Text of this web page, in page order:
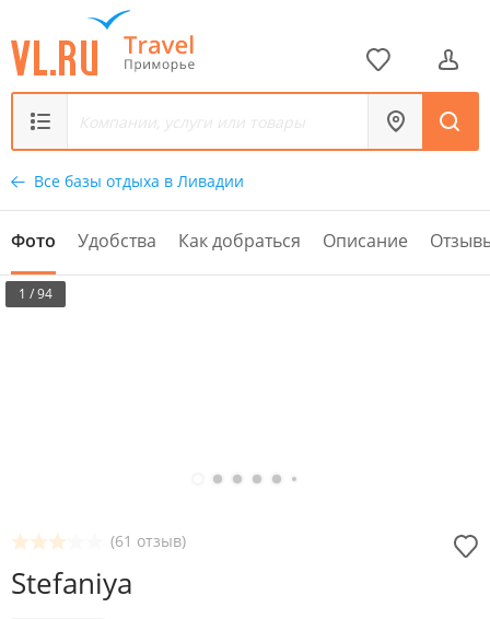
Все базы отдыха в Ливадии
Фото Удобства Как добраться Описание
1 / 94
(61 отзыв)
Stefaniya